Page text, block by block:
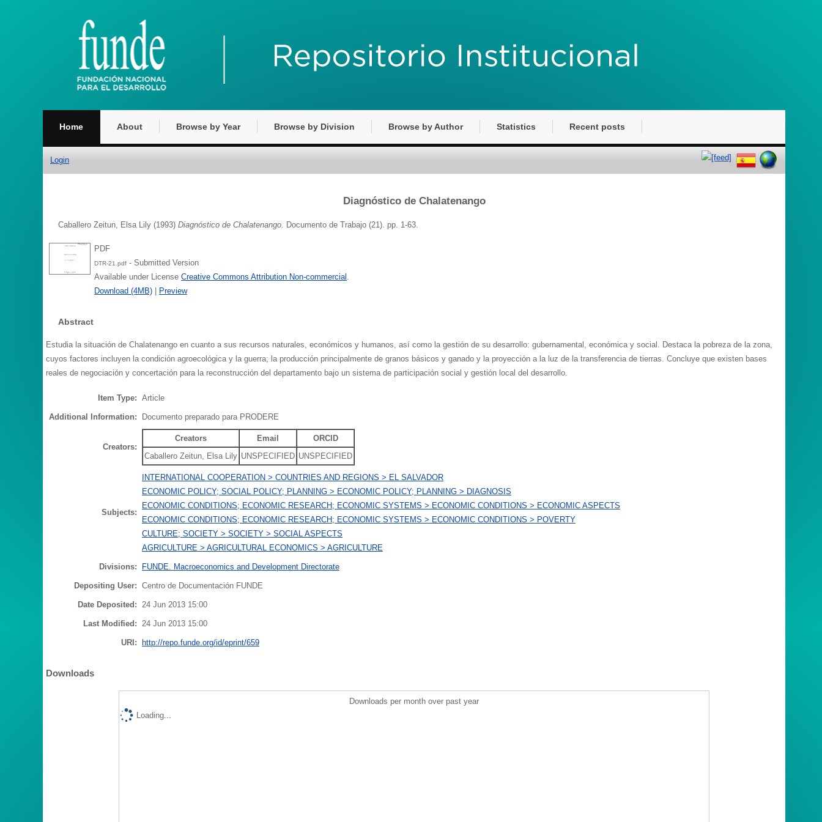
Home About Browse by Year Browse by Division Browse by Author Statistics Recent posts
Login
Diagnóstico de Chalatenango
Caballero Zeitun, Elsa Lily (1993) Diagnóstico de Chalatenango. Documento de Trabajo (21). pp. 1-63.
PDF
DTR-21.pdf - Submitted Version
Available under License Creative Commons Attribution Non-commercial
Download (4MB) | Preview
Abstract
Estudia la situación de Chalatenango en cuanto a sus recursos naturales, económicos y humanos, así como la gestión de su desarrollo: gubernamental, económica y social. Destaca la pobreza de la zona,
cuyos factores incluyen la condición agroecológica y la guerra; la producción principalmente de granos básicos y ganado y la proyección a la luz de la transferencia de tierras. Concluye que existen bases
reales de negociación y concertación para la reconstrucción del departamento bajo un sistema de participación social y gestión local del desarrollo.
Item Type: Article
Additional Information: Documento preparado para PRODERE
Creators:
Creators Email
ORCID
Caballero Zeitun, Elsa Lily UNSPECIFIED UNSPECIFIED
Subjects:
INTERNATIONAL COOPERATION > COUNTRIES AND REGIONS > EL SALVADOR
ECONOMIC POLICY; SOCIAL POLICY; PLANNING > ECONOMIC POLICY; PLANNING > DIAGNOSIS
ECONOMIC CONDITIONS; ECONOMIC RESEARCH; ECONOMIC SYSTEMS > ECONOMIC CONDITIONS > ECONOMIC ASPECTS
ECONOMIC CONDITIONS; ECONOMIC RESEARCH; ECONOMIC SYSTEMS > ECONOMIC CONDITIONS > POVERTY
CULTURE; SOCIETY > SOCIETY > SOCIAL ASPECTS
AGRICULTURE > AGRICULTURAL ECONOMICS > AGRICULTURE
Divisions: FUNDE. Macroeconomics and Development Directorate
Depositing User: Centro de Documentación FUNDE
Date Deposited: 24 Jun 2013 15:00
Last Modified: 24 Jun 2013 15:00
URI: http://repo.funde.org/id/eprint/659
Downloads
Downloads per month over past year
Loading...